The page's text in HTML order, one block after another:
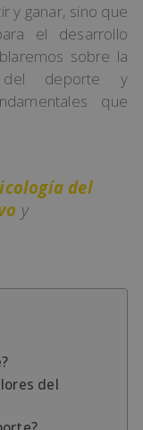
y ganar, sino que
el desarrollo
sobre la
del deporte y
que
del
y
del